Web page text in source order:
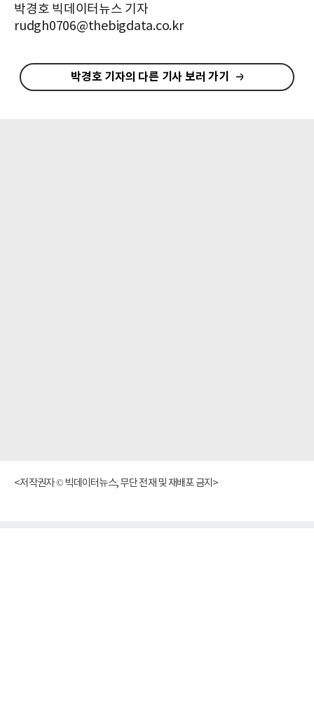
박경호 빅데이터뉴스 기자
rudgh0706@thebigdata.co.kr
박경호 기자의 다른 기사 보러 가기
<저작권자 © 빅데이터뉴스, 무단 전재 및 재배포 금지>